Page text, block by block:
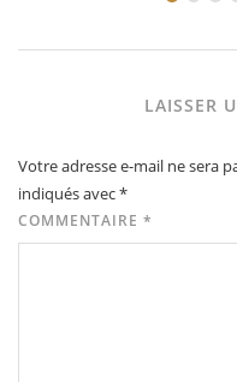
LAISSER
Votre adresse e-mail ne sera
indiqués avec*
COMMENTAIRE *